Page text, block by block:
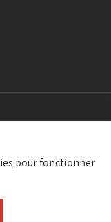
pour fonctionner